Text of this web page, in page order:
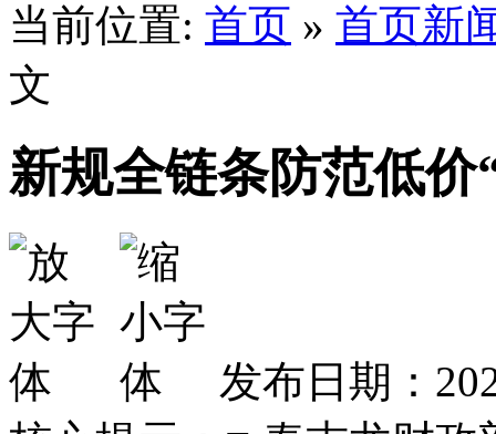
当前位置: 首页 » 首页新
文
新规全链条防范低价
发布日期：